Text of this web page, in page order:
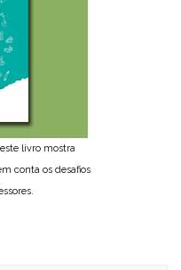
livro mostra
conta os desafios